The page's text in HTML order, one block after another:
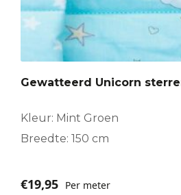
Gewatteerd Unicorn
Kleur: Mint Groen
Breedte: 150 cm
€19,95 Per meter